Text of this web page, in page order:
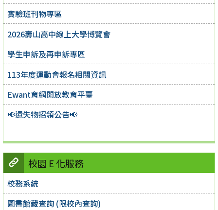
實驗班刊物專區
2026壽山高中線上大學博覽會
學生申訴及再申訴專區
113年度運動會報名相關資訊
Ewant育網開放教育平臺
📢遺失物招領公告📢
校園 E 化服務
校務系統
圖書館藏查詢 (限校內查詢)